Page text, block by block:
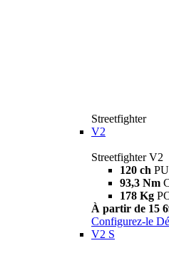
Streetfighter
V2
Streetfighter V2
120 ch
93,3 Nm
178 Kg
À partir de 15
Configurez-le
V2 S